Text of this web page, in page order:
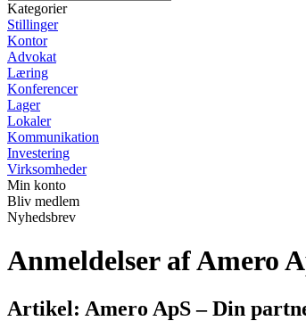
Kategorier
Stillinger
Kontor
Advokat
Læring
Konferencer
Lager
Lokaler
Kommunikation
Investering
Virksomheder
Min konto
Bliv medlem
Nyhedsbrev
Anmeldelser af Amero
Artikel: Amero ApS – Din